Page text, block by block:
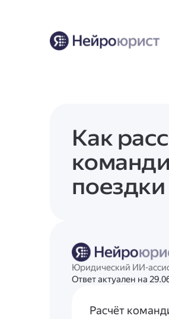
Как
поездки
Юридический ИИ-
Ответ актуален на
Расчёт